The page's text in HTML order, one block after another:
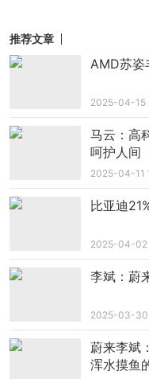
作为一家赌上了长
品牌，更是中国第
军要靠蓝山，救魏牌
智能化上的“断舍
从智能座舱，到
驾，可以清晰地看到
长城新能源转型
程不如新势力，长城
了自己。
从与毫末智行的
推荐文章
AMD苏姿
2025-04-15
马云：高
呵护人间
2025-04-11
比亚迪
2025-04-02
李斌：蔚
2025-03-30
蔚来李斌
浑水摸鱼